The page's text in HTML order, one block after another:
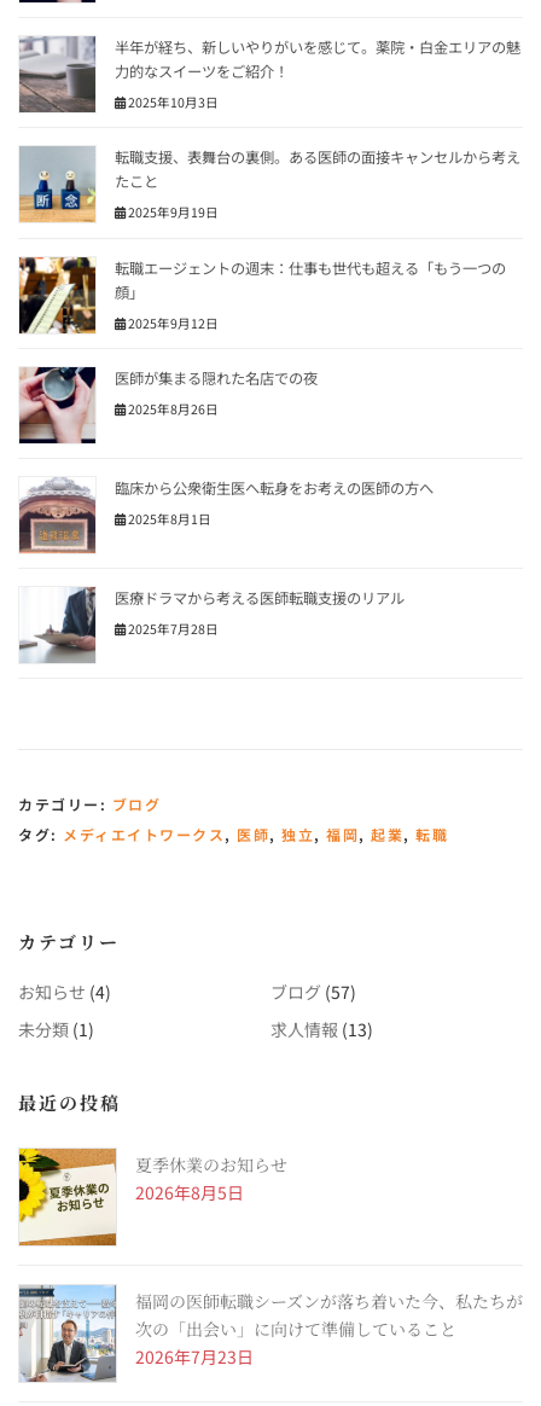
半年が経ち、新しいやりがいを感じて。薬院・白金エリアの魅
力的なスイーツをご紹介！
2025年10月3日
転職支援、表舞台の裏側。ある医師の面接キャンセルから考え
たこと
2025年9月19日
転職エージェントの週末：仕事も世代も超える「もう一つの
顔」
2025年9月12日
医師が集まる隠れた名店での夜
2025年8月26日
臨床から公衆衛生医へ転身をお考えの医師の方へ
2025年8月1日
医療ドラマから考える医師転職支援のリアル
2025年7月28日
カテゴリー: ブログ
タグ: メディエイトワークス, 医師, 独立, 福岡, 起業, 転職
カテゴリー
お知らせ (4) ブログ (57)
未分類 (1) 求人情報 (13)
最近の投稿
夏季休業のお知らせ
2026年8月5日
福岡の医師転職シーズンが落ち着いた今、私たちが
次の「出会い」に向けて準備していること
2026年7月23日